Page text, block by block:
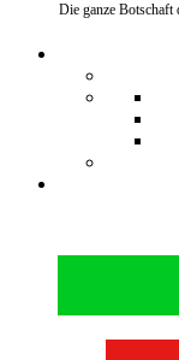
Die ganze Botschaft